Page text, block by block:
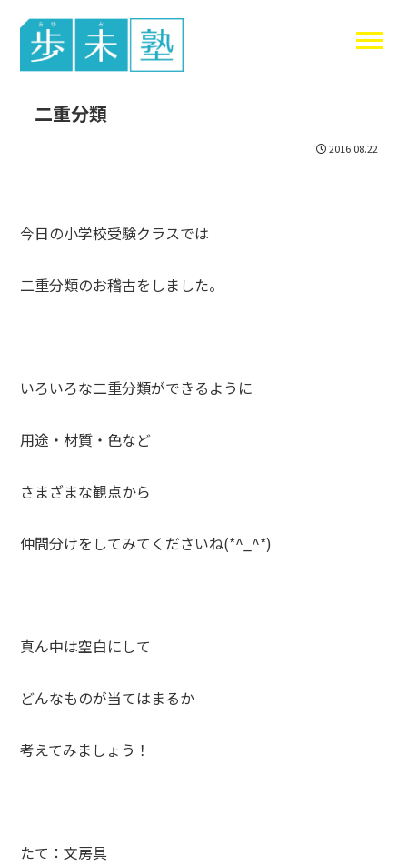
東谷中生の
二重分類
2016.08.22
今日の小学校受験クラスでは
二重分類のお稽古をしました。
いろいろな二重分類ができるように
用途・材質・色など
さまざまな観点から
仲間分けをしてみてくださいね(*^_^*)
真ん中は空白にして
どんなものが当てはまるか
考えてみましょう！
たて：文房具